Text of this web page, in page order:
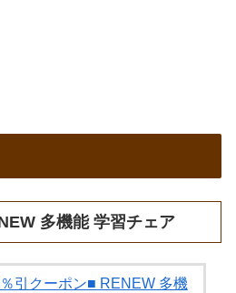
多機能 学習チェア
引クーポン■ RENEW 多機